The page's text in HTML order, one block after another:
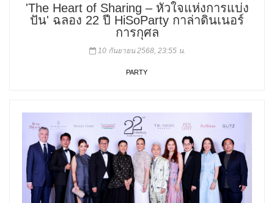
'The Heart of Sharing – หัวใจแห่งการแบ่ง
ปัน' ฉลอง 22 ปี HiSoParty กาล่าดินเนอร์
การกุศล
10 กันยายน 2568, 23:55 น.
PARTY